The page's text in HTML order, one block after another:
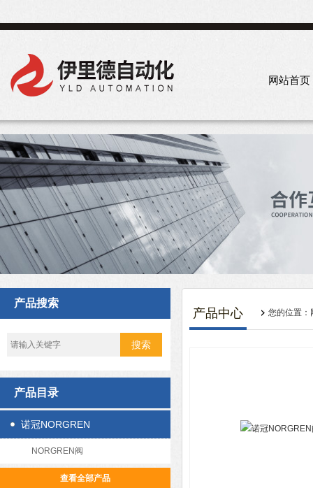
网站首页
产品搜索
产品目录
诺冠NORGREN
NORGREN阀
查看全部产品
产品中心 您的位置：